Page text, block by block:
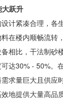
跃升
计紧凑合理，各
在楼内顺畅流转
相比，干法制砂
达30% - 50%。
求量巨大且供应
地提供大量高品